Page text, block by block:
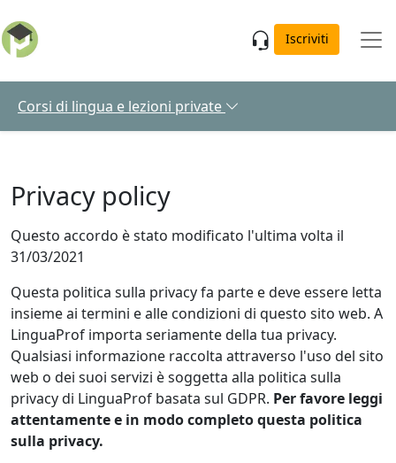
Iscriviti
Corsi di lingua e lezioni private
Privacy policy
Questo accordo è stato modificato l'ultima volta il
31/03/2021
Questa politica sulla privacy fa parte e deve essere letta
insieme ai termini e alle condizioni di questo sito web. A
LinguaProf importa seriamente della tua privacy.
Qualsiasi informazione raccolta attraverso l'uso del sito
web o dei suoi servizi è soggetta alla politica sulla
privacy di LinguaProf basata sul GDPR. Per favore leggi
attentamente e in modo completo questa politica
sulla privacy.